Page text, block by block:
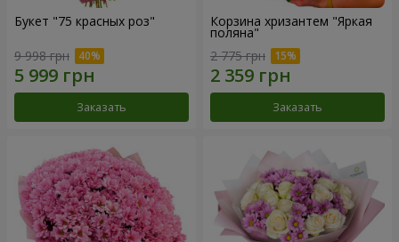
Букет "75 красных роз"
9 998 грн
Заказать
Корзина хризантем "Яркая
поляна"
2 775 грн
Заказать